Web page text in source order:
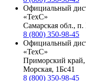
Официальный
«ТехС»
Самарская обл.,
8 (800) 350-98-45
Официальный
«ТехС»
Приморский
Морская, 1Бс41
8 (800) 350-98-45